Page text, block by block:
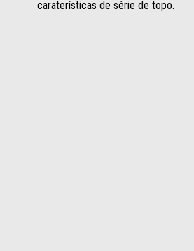
caraterísticas de série de topo.